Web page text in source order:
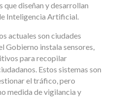
que diseñan y desarrollan
Inteligencia Artificial.
actuales son ciudades
Gobierno instala sensores,
para recopilar
Estos sistemas son
el tráfico, pero
medida de vigilancia y